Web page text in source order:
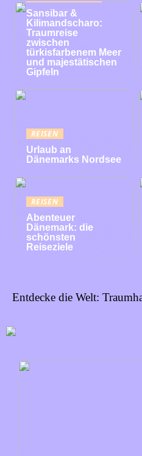
Sansibar &
Kilimandscharo:
Traumreise
zwischen
türkisfarbenem Meer
und majestätischen
Gipfeln
REISEN
Urlaub an
Dänemarks Nordsee
REISEN
Abenteuer
Dänemark: die
schönsten
Reiseziele
Entdecke die Welt: